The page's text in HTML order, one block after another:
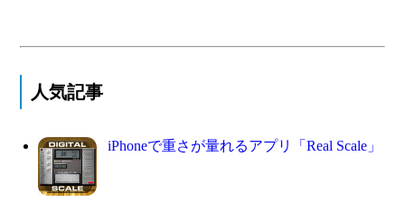
人気記事
iPhoneで重さが量れるアプリ「Real Scale」